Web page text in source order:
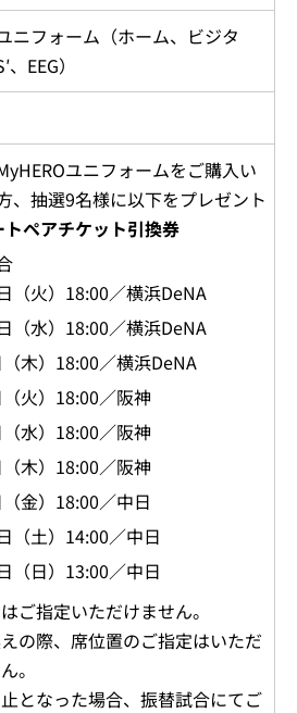
ニフォーム（ホーム、ビジタ
EEG）
ユニフォームをご購入い
、抽選9名様に以下をプレゼント
ペアチケット引換券
（火）18:00／横浜DeNA
（水）18:00／横浜DeNA
木）18:00／横浜DeNA
火）18:00／阪神
水）18:00／阪神
木）18:00／阪神
金）18:00／中日
（土）14:00／中日
（日）13:00／中日
ご指定いただけません。
の際、席位置のご指定はいただ
。
となった場合、振替試合にてご